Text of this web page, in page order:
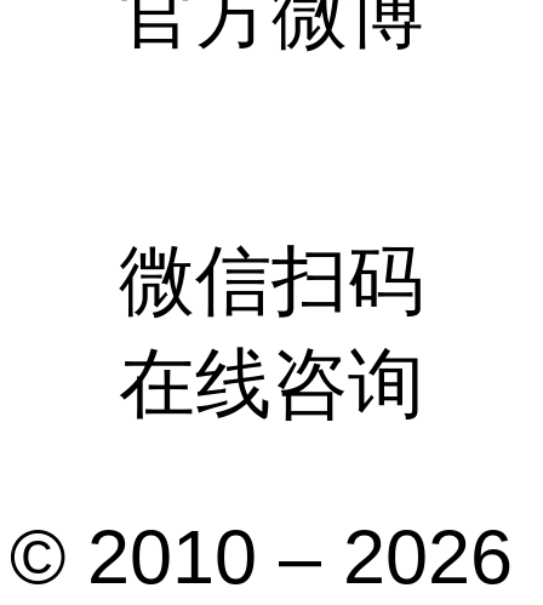
微信扫码
在线咨询
© 2010 – 2026